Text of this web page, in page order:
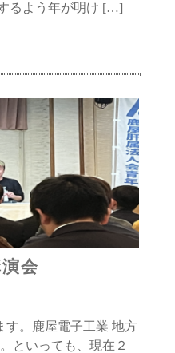
るよう年が明け […]
会
す。鹿屋電子工業 地方
といっても、現在２